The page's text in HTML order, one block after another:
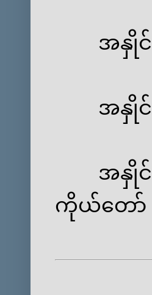
အနှိုင်း
အနှိုင်းမဲ့
အနှိုင်းမဲ့
ကိုယ်တော်